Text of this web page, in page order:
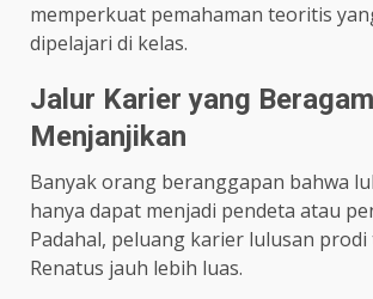
memperkuat pemahaman teoritis
dipelajari di kelas.
Jalur Karier yang
Menjanjikan
Banyak orang beranggapan bahwa
hanya dapat menjadi pendeta atau
Padahal, peluang karier lulusan prodi
Renatus jauh lebih luas.